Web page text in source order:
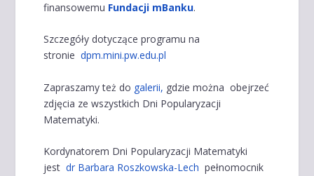
finansowemu Fundacji mBanku.
Szczegóły dotyczące programu na
stroniedpm.mini.pw.edu.pl
Zapraszamy też do galerii, gdzie można obejrzeć
zdjęcia ze wszystkich Dni Popularyzacji
Matematyki.
Kordynatorem Dni Popularyzacji Matematyki
jestdr Barbara Roszkowska-Lech pełnomocnik